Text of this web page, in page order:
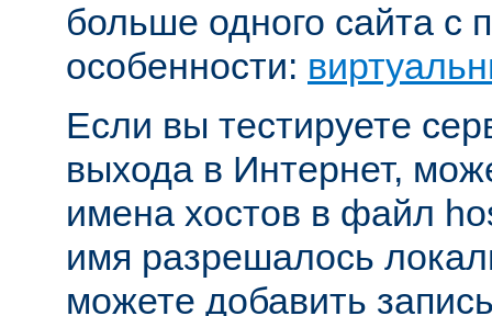
больше одного сайта с
особенности:
Если вы тестируете
выхода в Интернет,
имена хостов в файл
имя разрешалось
можете добавить